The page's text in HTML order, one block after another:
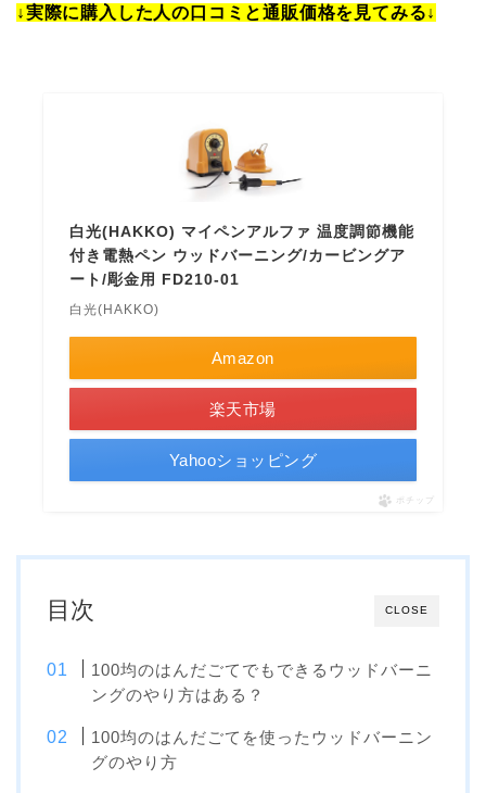
↓実際に購入した人の口コミと通販価格を見てみる↓
白光(HAKKO) マイペンアルファ 温度調節機能
付き電熱ペン ウッドバーニング/カービングア
ート/彫金用 FD210-01
白光(HAKKO)
Amazon
楽天市場
Yahooショッピング
ポチップ
CLOSE
目次
100均のはんだごてでもできるウッドバーニ
ングのやり方はある？
100均のはんだごてを使ったウッドバーニン
グのやり方